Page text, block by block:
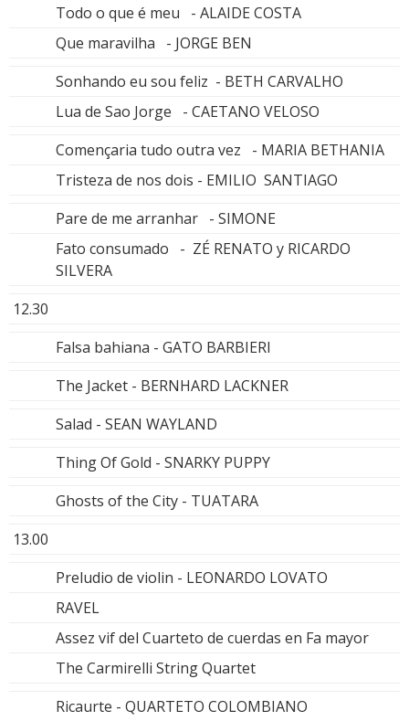
Todo o que é meu - ALAIDE COSTA
Que maravilha - JORGE BEN
Sonhando eu sou feliz - BETH CARVALHO
Lua de Sao Jorge - CAETANO VELOSO
Començaria tudo outra vez - MARIA BETHANIA
Tristeza de nos dois - EMILIO SANTIAGO
Pare de me arranhar - SIMONE
Fato consumado - ZÉ RENATO y RICARDO
SILVERA
12.30
Falsa bahiana - GATO BARBIERI
The Jacket - BERNHARD LACKNER
Salad - SEAN WAYLAND
Thing Of Gold - SNARKY PUPPY
Ghosts of the City - TUATARA
13.00
Preludio de violin - LEONARDO LOVATO
RAVEL
Assez vif del Cuarteto de cuerdas en Fa mayor
The Carmirelli String Quartet
Ricaurte - QUARTETO COLOMBIANO